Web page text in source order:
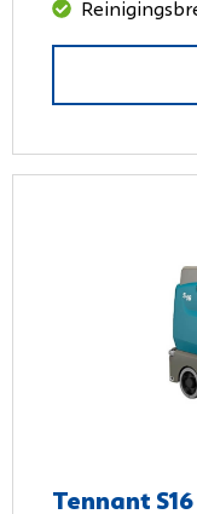
Tennant S16